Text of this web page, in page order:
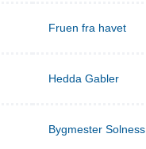
Fruen fra havet
Hedda Gabler
Bygmester Solness